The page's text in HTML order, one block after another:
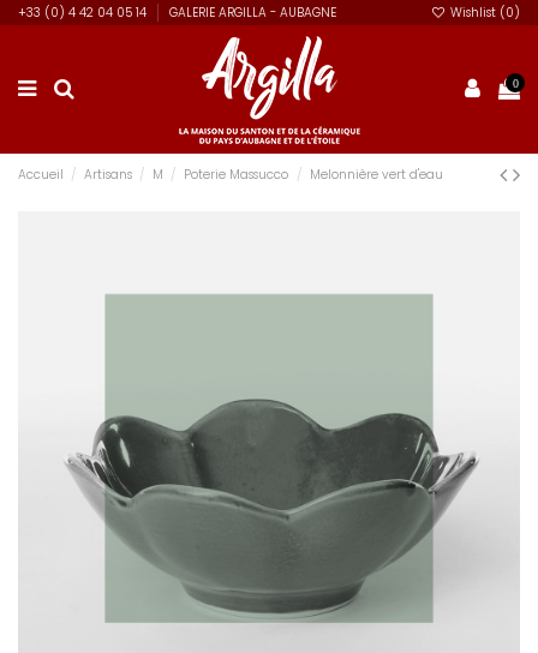
+33 (0) 4 42 04 05 14 GALERIE ARGILLA - AUBAGNE Wishlist (0)
0
Accueil Artisans M Poterie Massucco Melonnière vert d'eau